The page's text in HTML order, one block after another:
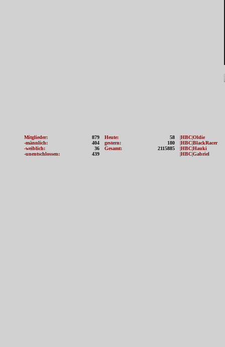
Mitglieder:
879
-männlich:
404
-weiblich:
36
-unentschlossen:
439
Heute:
58
gestern:
180
Gesamt:
2115885
|HBC|Oldie
|HBC|BlackRacer
|HBC|Hauki
|HBC|Gabriel